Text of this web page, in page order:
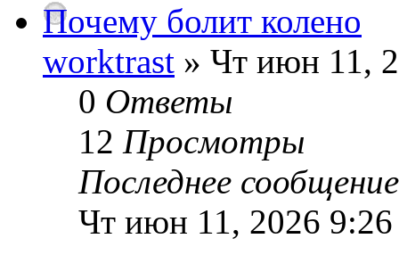
Почему болит колено
worktrast » Чт июн 11,
0 Ответы
12 Просмотры
Последнее
Чт июн 11, 2026